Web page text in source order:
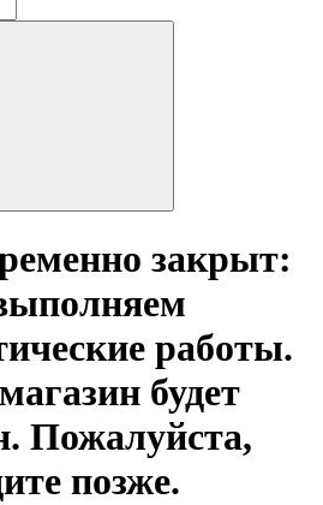
закрыт:
работы.
будет
Пожалуйста,
позже.